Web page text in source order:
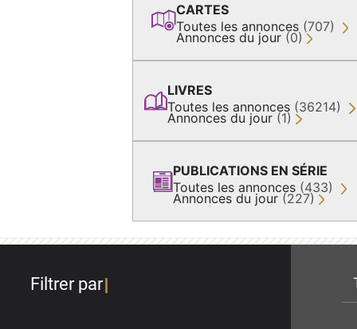
CARTES
Toutes les annonces (707)
Annonces du jour (0)
LIVRES
Toutes les annonces (36214)
Annonces du jour (1)
PUBLICATIONS EN SÉRIE
Toutes les annonces (433)
Annonces du jour (227)
Filtrer par